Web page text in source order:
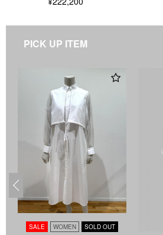
PICK UP ITEM
SALE WOMEN SOLD OUT